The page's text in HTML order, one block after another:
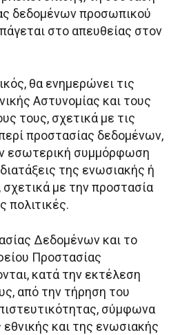
δεδομένων προσωπικού
στο απευθείας στον
θα ενημερώνει τις
Αστυνομίας και τους
τους, σχετικά με τις
προστασίας δεδομένων,
εσωτερική συμμόρφωση
της ενωσιακής ή
σχετικά με την προστασία
πολιτικές.
Δεδομένων και το
Προστασίας
κατά την εκτέλεση
από την τήρηση του
σύμφωνα
εθνικής και της ενωσιακής